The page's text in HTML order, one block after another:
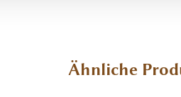
Ähnliche